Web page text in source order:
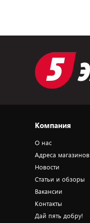
Компания
О нас
Адреса магазинов
Новости
Статьи и обзоры
Вакансии
Контакты
Дай пять добру!